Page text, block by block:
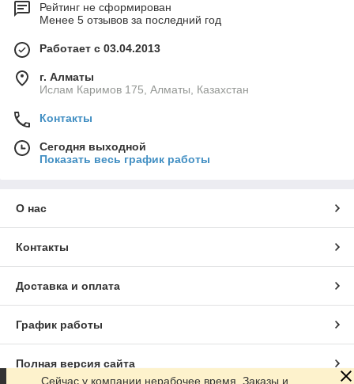
Рейтинг не сформирован
Менее 5 отзывов за последний год
Работает с 03.04.2013
г. Алматы
Ислам Каримов 175, Алматы, Казахстан
Контакты
Сегодня выходной
Показать весь график работы
О нас
Контакты
Доставка и оплата
График работы
Полная версия сайта
Сейчас у компании нерабочее время. Заказы и